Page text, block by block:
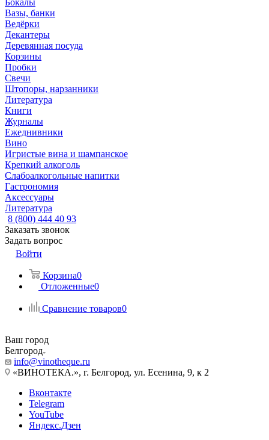
Бокалы
Вазы, банки
Ведёрки
Декантеры
Деревянная посуда
Корзины
Пробки
Свечи
Штопоры, нарзанники
Литература
Книги
Журналы
Ежеднивники
Вино
Игристые вина и шампанское
Крепкий алкоголь
Слабоалкогольные напитки
Гастрономия
Аксессуары
Литература
8 (800) 444 40 93
Заказать звонок
Задать вопрос
Войти
Корзина0
Отложенные0
Сравнение товаров0
Ваш город
Белгород
info@vinotheque.ru
«ВИНОТЕКА.», г. Белгород, ул. Есенина, 9, к 2
Вконтакте
Telegram
YouTube
Яндекс.Дзен